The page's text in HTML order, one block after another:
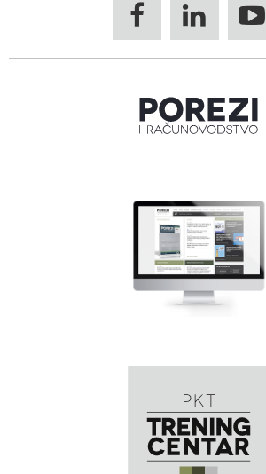
  